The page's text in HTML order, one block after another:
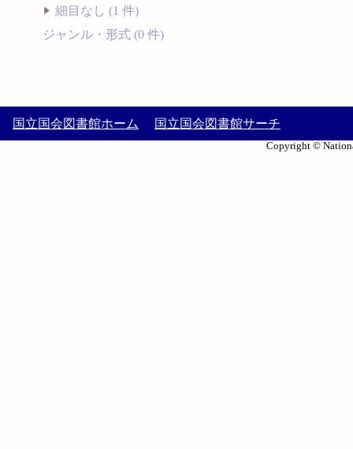
細目なし (1 件)
ジャンル・形式 (0 件)
国立国会図書館ホーム 国立国会図書館サーチ
Copyright ©